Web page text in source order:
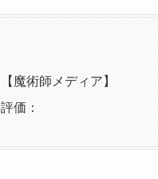
【魔術師メディア】
評価：